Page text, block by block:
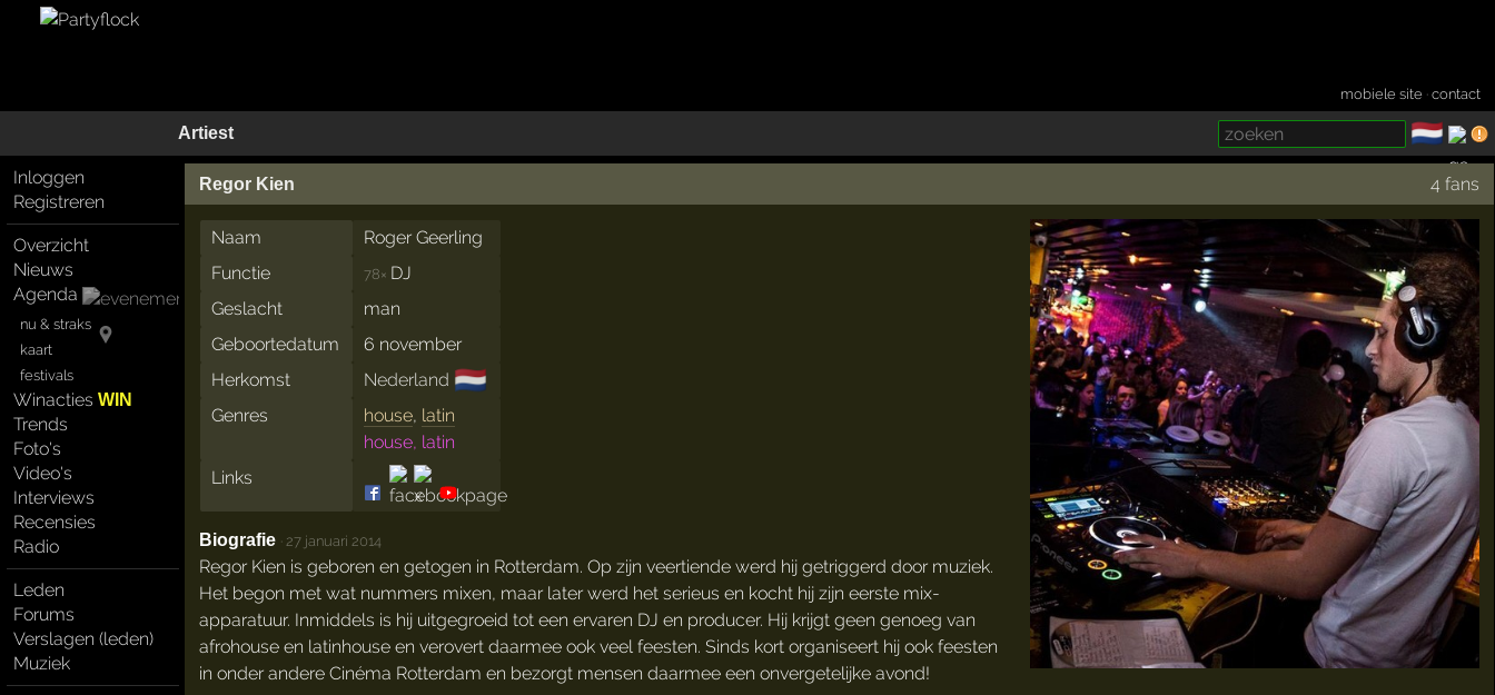
mobiele site ·contact
Artiest 🇳🇱
Inloggen
Registreren
Overzicht
Nieuws
Agenda
nu & straks
kaart
festivals
WinactiesWIN
Trends
Foto's
Video's
Interviews
Recensies
Radio
Leden
Forums
Verslagen (leden)
Muziek
Regor Kien 4 fans
Naam
Roger Geerling
Functie
78× DJ
Geslacht
man
Geboortedatum
6 november
Herkomst
Nederland 🇳🇱
Genres house, latin
house, latin
Links
Biografie · 27 januari 2014
Regor Kien is geboren en getogen in Rotterdam. Op zijn veertiende werd hij getriggerd door muziek.
Het begon met wat nummers mixen, maar later werd het serieus en kocht hij zijn eerste mix-
apparatuur. Inmiddels is hij uitgegroeid tot een ervaren DJ en producer. Hij krijgt geen genoeg van
afrohouse en latinhouse en verovert daarmee ook veel feesten. Sinds kort organiseert hij ook feesten
in onder andere Cinéma Rotterdam en bezorgt mensen daarmee een onvergetelijke avond!